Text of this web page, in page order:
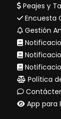
Peajes y
Encuesta
Gestión
Política
App para